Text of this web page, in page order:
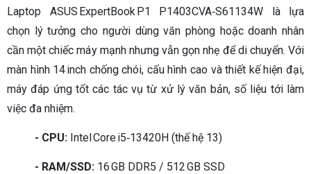
Laptop ASUS ExpertBook P1 P1403CVA‑S61134W là lựa
chọn lý tưởng cho người dùng văn phòng hoặc doanh nhân
cần một chiếc máy mạnh nhưng vẫn gọn nhẹ để di chuyển. Với
màn hình 14 inch chống chói, cấu hình cao và thiết kế hiện đại,
máy đáp ứng tốt các tác vụ từ xử lý văn bản, số liệu tới làm
việc đa nhiệm.
- CPU: Intel Core i5‑13420H (thế hệ 13)
- RAM/SSD: 16 GB DDR5 / 512 GB SSD